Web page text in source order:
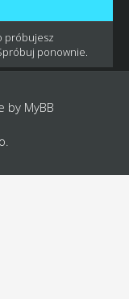
próbujesz
ponownie.
by MyBB
.